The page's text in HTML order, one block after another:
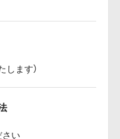
ます）
い